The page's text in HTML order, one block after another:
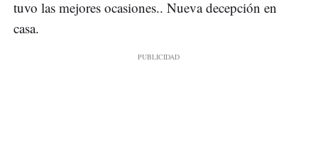
tuvo las mejores ocasiones.. Nueva decepción en
casa.